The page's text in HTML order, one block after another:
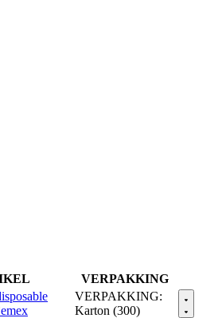
VERPAKKING
VERPAKKING:
Karton (300)